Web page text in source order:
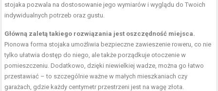
stojaka pozwala na dostosowanie jego wymiarów i wyglądu do Twoich
indywidualnych potrzeb oraz gustu.
Główną zaletą takiego rozwiązania jest oszczędność miejsca.
Pionowa forma stojaka umożliwia bezpieczne zawieszenie roweru, co nie
tylko ułatwia dostęp do niego, ale także porządkuje otoczenie w
pomieszczeniu. Dodatkowo, dzięki niewielkiej wadze, można go łatwo
przestawiać – to szczególnie ważne w małych mieszkaniach czy
garażach, gdzie każdy centymetr przestrzeni jest na wagę złota.